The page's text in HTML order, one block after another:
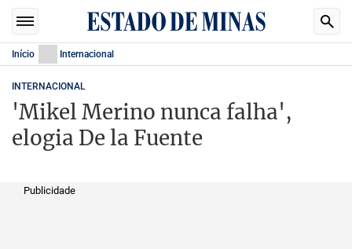
Início Internacional
INTERNACIONAL
'Mikel Merino nunca falha',
elogia De la Fuente
Publicidade